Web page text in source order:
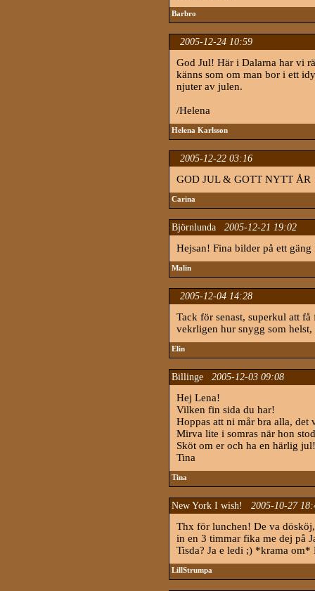
Barbro
2005-12-24 10:59
God Jul! Här i Dalarna har vi
känns som om man bor i ett
njuter av julen.
/Helena
Helena Karlsson
2005-12-22 03:16
GOD JUL & GOTT NYTT ÅR
Carina
Björnlunda 2005-12-21 19:02
Hejsan! Fina bilder på ett gäng
Malin
2005-12-04 14:28
Tack för senast, superkul att
vekrligen hur snygg som
Elin
Billinge 2005-12-03 09:08
Hej Lena!
Vilken fin sida du har!
Hoppas att ni mår bra alla, det
Mirva lite i somras när hon
Sköt om er och ha en härlig jul!
Tina
Tina
New York I wish! 2005-10-27
Thx för lunchen! De va
in en 3 timmar fika me dej på
Tisda? Ja e ledi ;) *krama
LillStrumpa